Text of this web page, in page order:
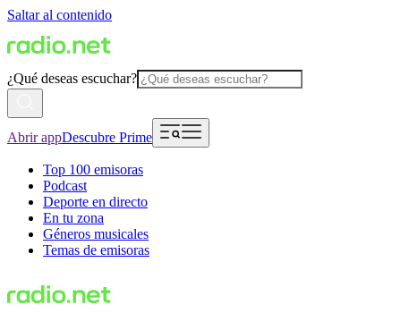
Saltar al contenido
¿Qué deseas escuchar?
Abrir appDescubre Prime
Top 100 emisoras
Podcast
Deporte en directo
En tu zona
Géneros musicales
Temas de emisoras